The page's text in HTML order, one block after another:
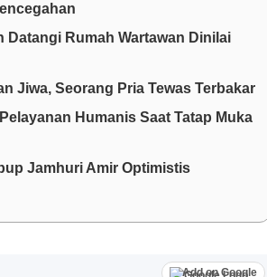
Datangi Rumah Wartawan Dinilai
Jiwa, Seorang Pria Tewas Terbakar
Humanis Saat Tatap Muka
Jamhuri Amir Optimistis
Add on Google